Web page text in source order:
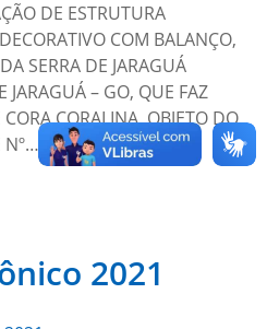
DE ESTRUTURA
COM BALANÇO,
SERRA DE JARAGUÁ
JARAGUÁ – GO, QUE FAZ
CORALINA, OBJETO DO
Nº…
2021